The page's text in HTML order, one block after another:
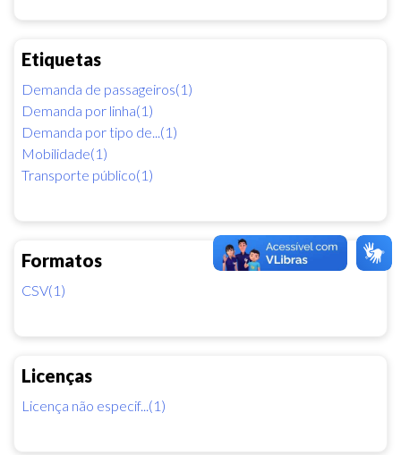
Etiquetas
Demanda de passageiros(1)
Demanda por linha(1)
Demanda por tipo de...(1)
Mobilidade(1)
Transporte público(1)
Formatos
CSV(1)
Licenças
Licença não especif...(1)